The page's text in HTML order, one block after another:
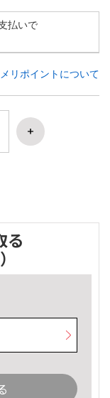
払いで
リポイントについて
る